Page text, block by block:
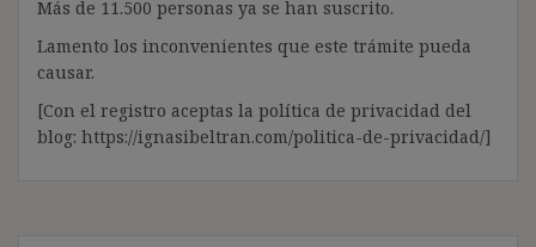
Más de 11.500 personas ya se han suscrito.
Lamento los inconvenientes que este trámite pueda
causar.
[Con el registro aceptas la política de privacidad del
blog: https://ignasibeltran.com/politica-de-privacidad/]